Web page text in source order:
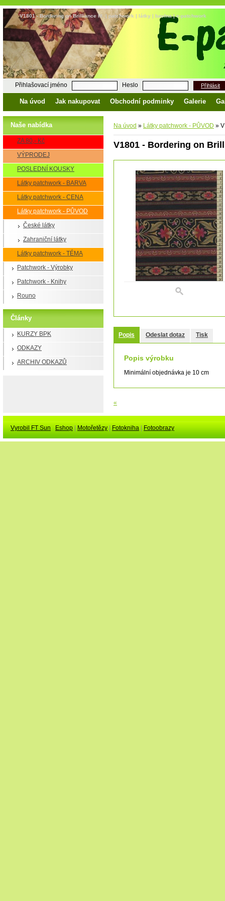
V1801 - Bordering on Brilliance III. | patchwork | látky | bavlna | e-patchwork
Přihlašovací jméno Heslo Přihlásit
Na úvod Jak nakupovat Obchodní podminky Galerie
Naše nabídka
ZA 80,- Kč
VÝPRODEJ
POSLEDNÍ KOUSKY
Látky patchwork - BARVA
Látky patchwork - CENA
Látky patchwork - PŮVOD
České látky
Zahraniční látky
Látky patchwork - TÉMA
Patchwork - Výrobky
Patchwork - Knihy
Rouno
Články
KURZY BPK
ODKAZY
ARCHIV ODKAZŮ
Na úvod » Látky patchwork - PŮVOD »
V1801 - Bordering on
Popis Odeslat dotaz Tisk
Popis výrobku
Minimální objednávka je 10 cm
«
Vyrobil FT Sun Eshop Motořetězy Fotokniha Fotoobrazy